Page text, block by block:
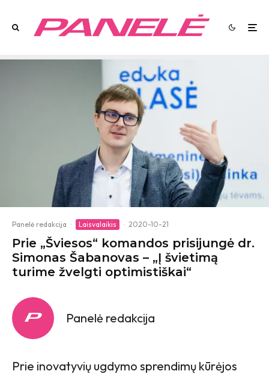
Panelė redakcija · Laisvalaikis · 2020-10-21
Prie „Šviesos“ komandos prisijungė dr.
Simonas Šabanovas – „Į švietimą
turime žvelgti optimistiškai“
Panelė redakcija
Prie inovatyvių ugdymo sprendimų kūrėjos